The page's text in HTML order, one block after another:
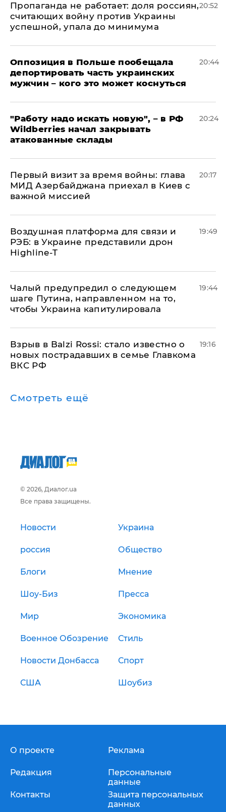
​Пропаганда не работает: доля россиян,
считающих войну против Украины
успешной, упала до минимума
20:52
Оппозиция в Польше пообещала
депортировать часть украинских
мужчин – кого это может коснуться
20:44
"Работу надо искать новую", – в РФ
Wildberries начал закрывать
атакованные склады
20:24
Первый визит за время войны: глава
МИД Азербайджана приехал в Киев с
важной миссией
20:17
Воздушная платформа для связи и
РЭБ: в Украине представили дрон
Highline-T
19:49
Чалый предупредил о следующем
шаге Путина, направленном на то,
чтобы Украина капитулировала
19:44
Взрыв в Balzi Rossi: стало известно о
новых пострадавших в семье Главкома
ВКС РФ
19:16
Смотреть ещё
© 2026, Диалог.ua
Все права защищены.
Новости Украина
россия Общество
Блоги Мнение
Шоу-Биз Пресса
Мир Экономика
Военное Обозрение Стиль
Новости Донбасса Спорт
США Шоубиз
О проекте
Редакция
Контакты
Реклама
Персональные
данные
Защита персональных
данных